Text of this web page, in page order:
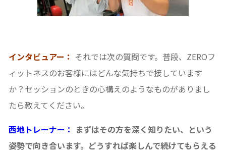
インタビュアー： それでは次の質問です。普段、ZEROフ
ィットネスのお客様にはどんな気持ちで接しています
か？セッションのときの心構えのようなものがありまし
たら教えてください。
西地トレーナー： まずはその方を深く知りたい、という
姿勢で向き合います。どうすれば楽しんで続けてもらえる